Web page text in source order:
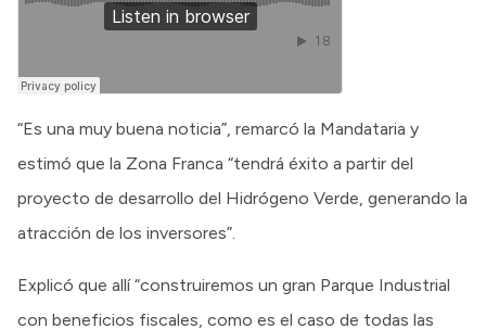
“Es una muy buena noticia”, remarcó la Mandataria y
estimó que la Zona Franca “tendrá éxito a partir del
proyecto de desarrollo del Hidrógeno Verde, generando la
atracción de los inversores”.
Explicó que allí “construiremos un gran Parque Industrial
con beneficios fiscales, como es el caso de todas las